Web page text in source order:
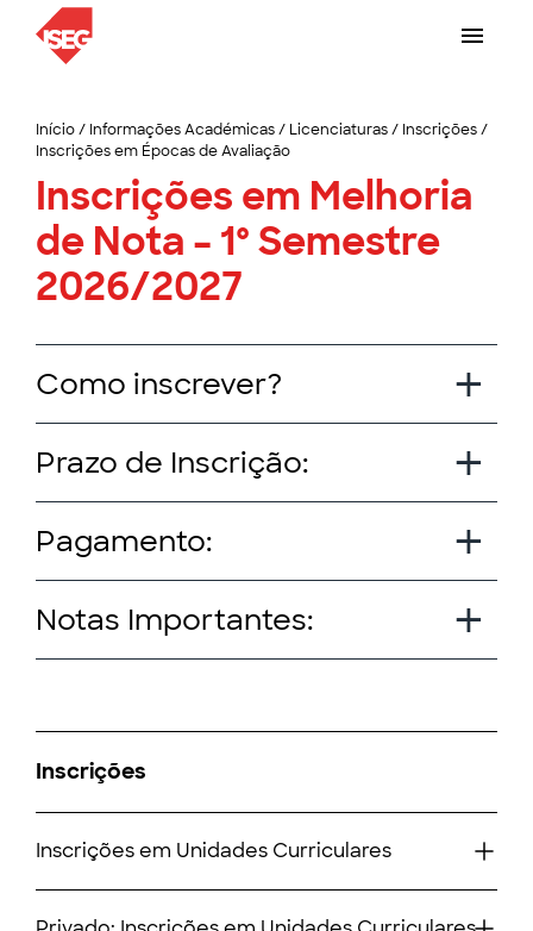
Início/ Informações Académicas/ Licenciaturas/ Inscrições/
Inscrições em Épocas de Avaliação
Inscrições em Melhoria
de Nota – 1º Semestre
2026/2027
Como inscrever?
Prazo de Inscrição:
Pagamento:
Notas Importantes:
Inscrições
Inscrições em Unidades Curriculares